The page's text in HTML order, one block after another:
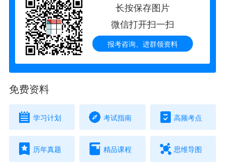
长按保存图片
微信打开扫一扫
报考咨询、进群领资料
免费资料
学习计划 考试指南 高频考点
历年真题 精品课程 思维导图